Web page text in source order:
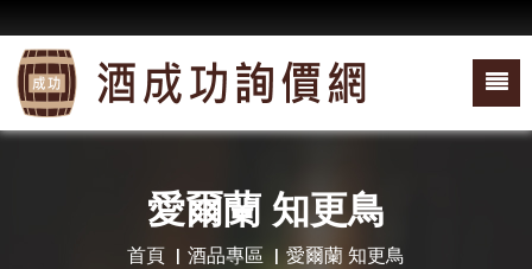
愛爾蘭 知更鳥
首頁 酒品專區 愛爾蘭 知更鳥